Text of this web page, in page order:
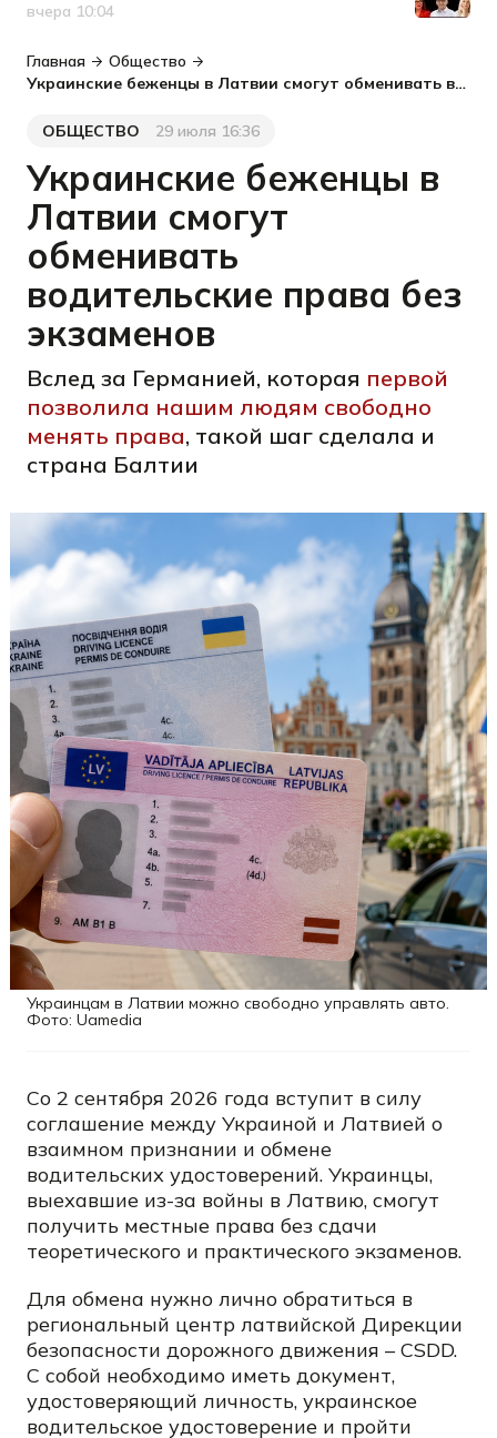
Дата публикации
вчера 10:04
Главная
Общество
Украинские беженцы в Латвии смогут обменивать водительские права без экзаменов
Категория
ОБЩЕСТВО
Дата публикации
29 июля 16:36
Украинские беженцы в
Латвии смогут
обменивать
водительские права без
экзаменов
Вслед за Германией, которая первой
позволила нашим людям свободно
менять права, такой шаг сделала и
страна Балтии
Украинцам в Латвии можно свободно управлять авто.
Фото: Uamedia
Со 2 сентября 2026 года вступит в силу
соглашение между Украиной и Латвией о
взаимном признании и обмене
водительских удостоверений. Украинцы,
выехавшие из-за войны в Латвию, смогут
получить местные права без сдачи
теоретического и практического экзаменов.
Для обмена нужно лично обратиться в
региональный центр латвийской Дирекции
безопасности дорожного движения – CSDD.
С собой необходимо иметь документ,
удостоверяющий личность, украинское
водительское удостоверение и пройти